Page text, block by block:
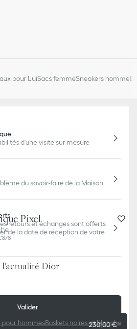
Pixel
230,00 €
pour LuiSacs femmeSneakers homme
d'une visite sur mesure
du savoir-faire de la Maison
retours et échanges sont offerts
de la date de réception de votre
l'actualité Dior
Valider
pour hommesBaskets noires et blanches